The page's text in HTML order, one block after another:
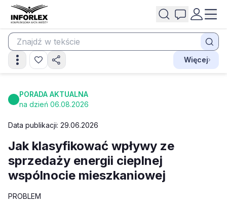
Więcej
PORADA AKTUALNA
na dzień 06.08.2026
Data publikacji: 29.06.2026
Jak klasyfikować wpływy ze
sprzedaży energii cieplnej
wspólnocie mieszkaniowej
PROBLEM